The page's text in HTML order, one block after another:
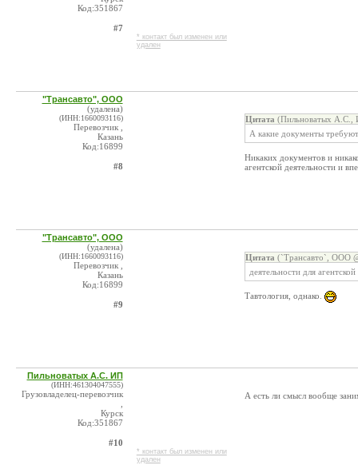
Код:351867
#7
* контакт был изменен или
удален
"Трансавто", ООО
(удалена)
(ИНН:1660093116)
Перевозчик ,
Казань
Код:16899
#8
Цитата (Пильноватых А.С.,
А какие документы
Никаких документов и
агентской деятельности и
"Трансавто", ООО
(удалена)
(ИНН:1660093116)
Перевозчик ,
Казань
Код:16899
#9
Цитата (`Трансавто`, ООО
деятельности для
Тавтология, однако.
Пильноватых А.С. ИП
(ИНН:461304047555)
Грузовладелец-перевозчик
Курск
Код:351867
#10
* контакт был изменен или
удален
А есть ли смысл вообще